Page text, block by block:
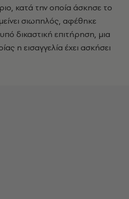
κατά την οποία άσκησε το
σιωπηλός, αφέθηκε
δικαστική επιτήρηση, μια
η εισαγγελία έχει ασκήσει